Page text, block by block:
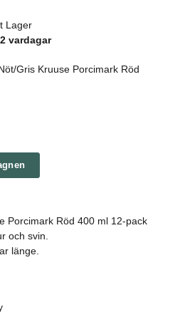
Lager
vardagar
Gris Kruuse Porcimark Röd
Porcimark Röd 400 ml 12-pack
och svin.
länge.